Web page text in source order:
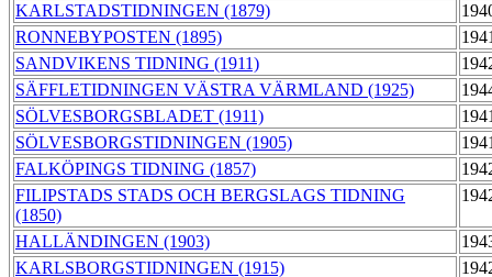
KARLSTADSTIDNINGEN (1879)
RONNEBYPOSTEN (1895)
SANDVIKENS TIDNING (1911)
SÄFFLETIDNINGEN VÄSTRA VÄRMLAND (1925)
SÖLVESBORGSBLADET (1911)
SÖLVESBORGSTIDNINGEN (1905)
FALKÖPINGS TIDNING (1857)
FILIPSTADS STADS OCH BERGSLAGS TIDNING
(1850)
HALLÄNDINGEN (1903)
KARLSBORGSTIDNINGEN (1915)